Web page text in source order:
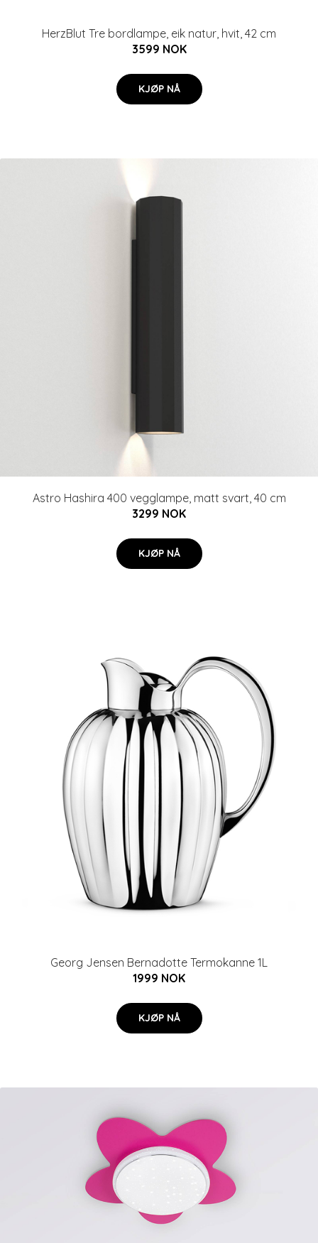
HerzBlut Tre bordlampe, eik natur, hvit, 42 cm
3599 NOK
KJØP NÅ
Astro Hashira 400 vegglampe, matt svart, 40 cm
3299 NOK
KJØP NÅ
Georg Jensen Bernadotte Termokanne 1L
1999 NOK
KJØP NÅ